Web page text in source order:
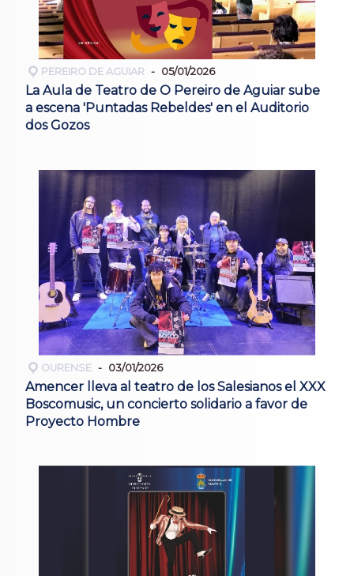
PEREIRO DE AGUIAR 05/01/2026
La Aula de Teatro de O Pereiro de Aguiar sube
a escena 'Puntadas Rebeldes' en el Auditorio
dos Gozos
OURENSE 03/01/2026
Amencer lleva al teatro de los Salesianos el XXX
Boscomusic, un concierto solidario a favor de
Proyecto Hombre